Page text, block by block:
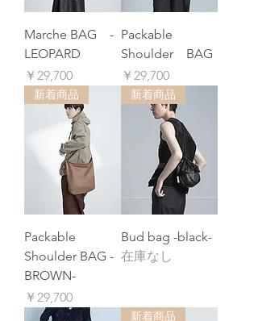
Marche BAG -
LEOPARD
価格
￥29,700
Packable
Shoulder BAG
価格
￥29,700
新着商品
Packable
Shoulder BAG -
BROWN-
価格
￥29,700
新着商品
Bud bag -black-
在庫なし
新着商品